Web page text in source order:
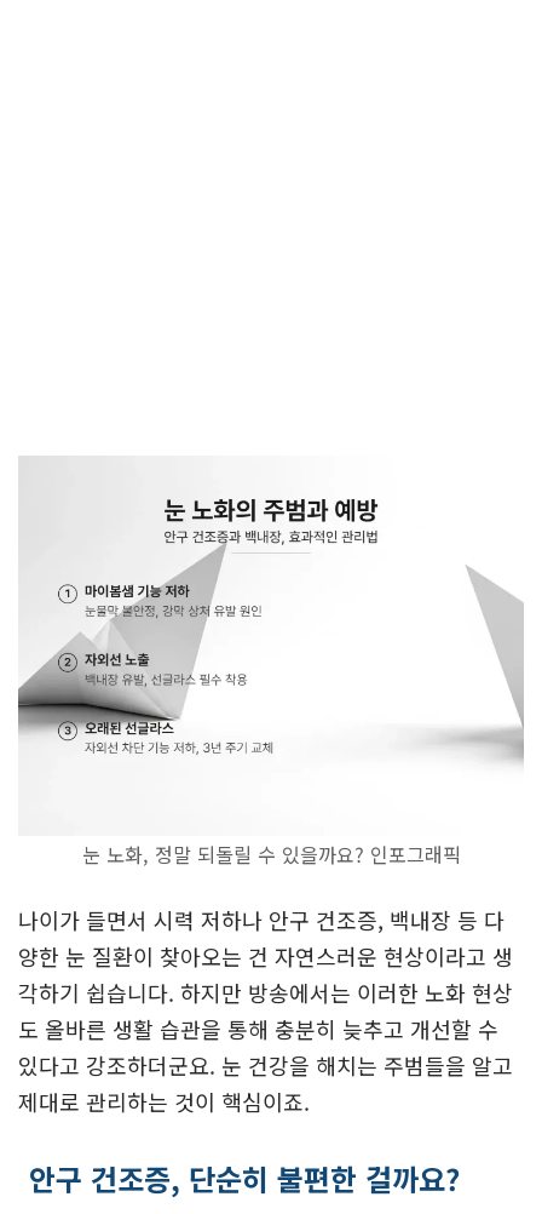
눈 노화, 정말 되돌릴 수 있을까요? 인포그래픽
나이가 들면서 시력 저하나 안구 건조증, 백내장 등 다
양한 눈 질환이 찾아오는 건 자연스러운 현상이라고 생
각하기 쉽습니다. 하지만 방송에서는 이러한 노화 현상
도 올바른 생활 습관을 통해 충분히 늦추고 개선할 수
있다고 강조하더군요. 눈 건강을 해치는 주범들을 알고
제대로 관리하는 것이 핵심이죠.
안구 건조증, 단순히 불편한 걸까요?